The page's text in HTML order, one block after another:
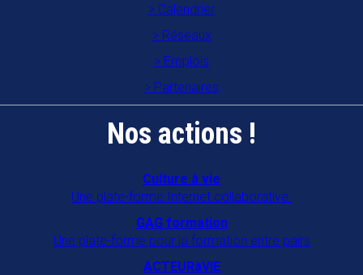
Calendrier
Réseaux
Emplois
Partenaires
Nos actions !
Culture à vie
Une plate-forme Internet collaborative.
GAG formation
Une plate-forme pour la formation entre pairs
ACTEURàVIE